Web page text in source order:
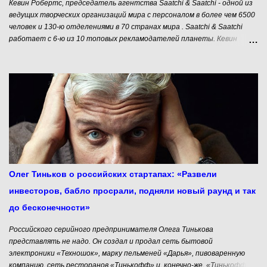
Кевин Робертс, председатель агентства Saatchi & Saatchi - одной из
ведущих творческих организаций мира с персоналом в более чем 6500
человек и 130-ю отделениями в 70 странах мира . Saatchi & Saatchi
работает с 6-ю из 10 топовых рекламодателей планеты. Кевин
является почетным профессором инноваций и креатива в
университете Окленда, почетным профессором креативного
лидерства в университете Ланкастера, и почетным профессором
лидерства и инноваций в университете Виктории. В 2013 году Кевин,
как гражданин Новой Зеландии, был награждён орденом За заслуги
(CNZM) за достижения в бизнесе и обществе. Кевин Робертс о
креативном лидерстве и о маркетинге, как искусстве. Мы живем в
мире, который американцы называют миром VUCA – нестабильном,
неопределенном, сложном и неоднозначном (VUCA – аббревиатура от
Олег Тиньков о российских стартапах: «Развели
инвесторов, бабло просрали, подняли новый раунд и так
до бесконечности»
Российского серийного предпринимателя Олега Тинькова
представлять не надо. Он создал и продал сеть бытовой
электроники «Техношок», марку пельменей «Дарья», пивоваренную